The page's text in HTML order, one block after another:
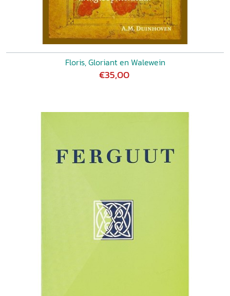
Floris, Gloriant en Walewein
€35,00